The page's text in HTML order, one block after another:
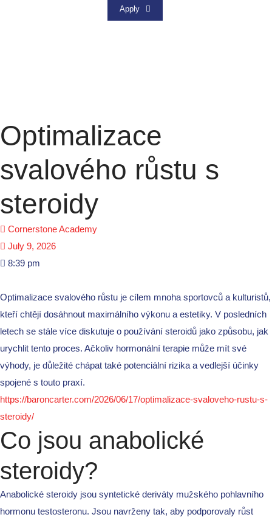
Recent
Navigating yolo247 feels
surprisingly effortless amid the
leather-scented charm of
Navigating 9kboss feels
time users
Comments
Apply
Optimalizace
svalového růstu s
steroidy
Cornerstone Academy
July 9, 2026
8:39 pm
Optimalizace svalového růstu je cílem mnoha sportovců a kulturistů,
kteří chtějí dosáhnout maximálního výkonu a estetiky. V posledních
letech se stále více diskutuje o používání steroidů jako způsobu, jak
urychlit tento proces. Ačkoliv hormonální terapie může mít své
výhody, je důležité chápat také potenciální rizika a vedlejší účinky
spojené s touto praxí.
https://baroncarter.com/2026/06/17/optimalizace-svaloveho-rustu-s-
steroidy/
Co jsou anabolické
steroidy?
Anabolické steroidy jsou syntetické deriváty mužského pohlavního
hormonu testosteronu. Jsou navrženy tak, aby podporovaly růst